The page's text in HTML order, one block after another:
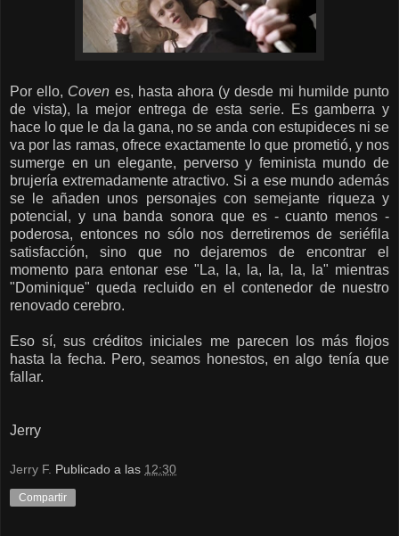
Por ello, Coven es, hasta ahora (y desde mi humilde punto
de vista), la mejor entrega de esta serie. Es gamberra y
hace lo que le da la gana, no se anda con estupideces ni se
va por las ramas, ofrece exactamente lo que prometió, y nos
sumerge en un elegante, perverso y feminista mundo de
brujería extremadamente atractivo. Si a ese mundo además
se le añaden unos personajes con semejante riqueza y
potencial, y una banda sonora que es - cuanto menos -
poderosa, entonces no sólo nos derretiremos de seriéfila
satisfacción, sino que no dejaremos de encontrar el
momento para entonar ese "La, la, la, la, la, la" mientras
"Dominique" queda recluido en el contenedor de nuestro
renovado cerebro.
Eso sí, sus créditos iniciales me parecen los más flojos
hasta la fecha. Pero, seamos honestos, en algo tenía que
fallar.
Jerry
Jerry F. Publicado a las 12:30
Compartir